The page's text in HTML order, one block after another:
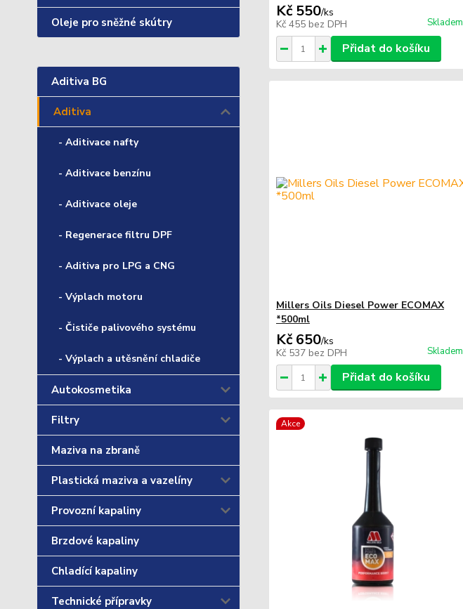
Oleje pro sněžné skútry
Aditiva BG
Aditiva
- Aditivace nafty
- Aditivace benzínu
- Aditivace oleje
- Regenerace filtru DPF
- Aditiva pro LPG a CNG
- Výplach motoru
- Čističe palivového systému
- Výplach a utěsnění chladiče
Autokosmetika
Filtry
Maziva na zbraně
Plastická maziva a vazelíny
Provozní kapaliny
Brzdové kapaliny
Chladící kapaliny
Technické přípravky
Kč 550/ks
Kč 455 bez DPH Skladem
Přidat do košíku
Millers Oils Diesel Power ECOMAX
*500ml
Kč 650/ks
Kč 537 bez DPH Skladem
Přidat do košíku
Akce